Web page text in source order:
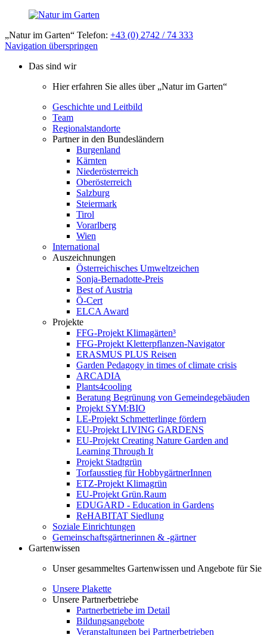
„Natur im Garten“ Telefon: +43 (0) 2742 / 74 333
Navigation überspringen
Das sind wir
Hier erfahren Sie alles über „Natur im Garten“
Geschichte und Leitbild
Team
Regionalstandorte
Partner in den Bundesländern
Burgenland
Kärnten
Niederösterreich
Oberösterreich
Salzburg
Steiermark
Tirol
Vorarlberg
Wien
International
Auszeichnungen
Österreichisches Umweltzeichen
Sonja-Bernadotte-Preis
Best of Austria
Ö-Cert
ELCA Award
Projekte
FFG-Projekt Klimagärten³
FFG-Projekt Kletterpflanzen-Navigator
ERASMUS PLUS Reisen
Garden Pedagogy in times of climate crisis
ARCADIA
Plants4cooling
Beratung Begrünung von Gemeindegebäuden
Projekt SYM:BIO
LE-Projekt Schmetterlinge fördern
EU-Projekt LIVING GARDENS
EU-Projekt Creating Nature Garden and
Learning Through It
Projekt Stadtgrün
Torfausstieg für HobbygärtnerInnen
ETZ-Projekt Klimagrün
EU-Projekt Grün.Raum
EDUGARD - Education in Gardens
ReHABITAT Siedlung
Soziale Einrichtungen
Gemeinschaftsgärtnerinnen & -gärtner
Gartenwissen
Unser gesammeltes Gartenwissen und Angebote für Sie
Unsere Plakette
Unsere Partnerbetriebe
Partnerbetriebe im Detail
Bildungsangebote
Veranstaltungen bei Partnerbetrieben